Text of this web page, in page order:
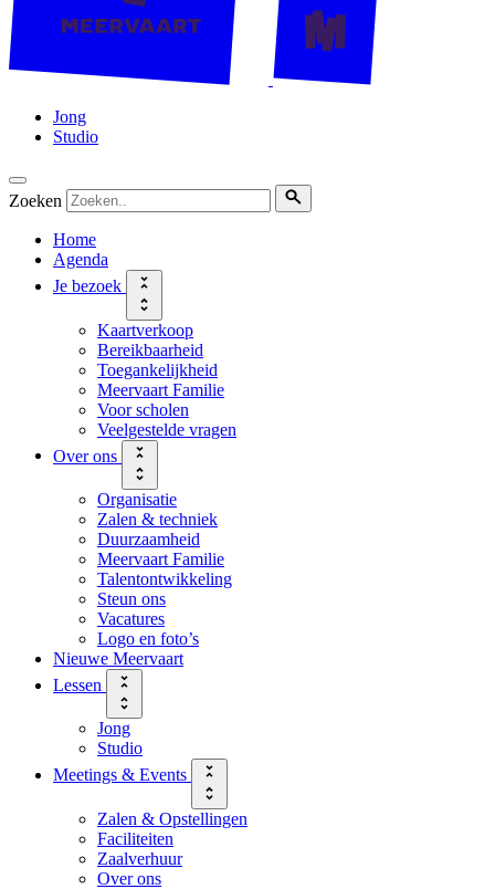
Jong
Studio
Zoeken
Home
Agenda
Je bezoek
Kaartverkoop
Bereikbaarheid
Toegankelijkheid
Meervaart Familie
Voor scholen
Veelgestelde vragen
Over ons
Organisatie
Zalen & techniek
Duurzaamheid
Meervaart Familie
Talentontwikkeling
Steun ons
Vacatures
Logo en foto’s
Nieuwe Meervaart
Lessen
Jong
Studio
Meetings & Events
Zalen & Opstellingen
Faciliteiten
Zaalverhuur
Over ons